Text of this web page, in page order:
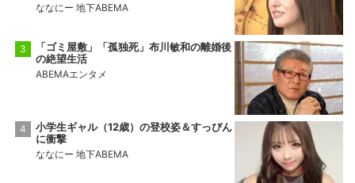
ななにー 地下ABEMA
「ゴミ屋敷」「孤独死」布川敏和の離婚後
の絶望生活
ABEMAエンタメ
小学生ギャル（12歳）の登校姿＆すっぴん
に衝撃
ななにー 地下ABEMA